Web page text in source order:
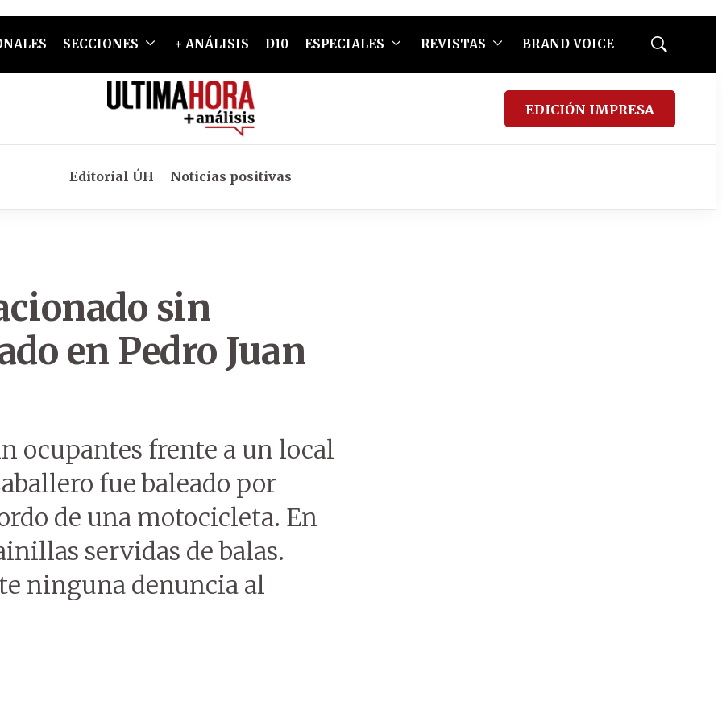
SECCIONES + ANÁLISIS D10 ESPECIALES REVISTAS BRAND VOICE
Mostrar
EDICIÓN IMPRESA
Editorial ÚH Noticias positivas
sin
en Pedro Juan
ocupantes frente a un local
fue baleado por
de una motocicleta. En
servidas de balas.
ninguna denuncia al